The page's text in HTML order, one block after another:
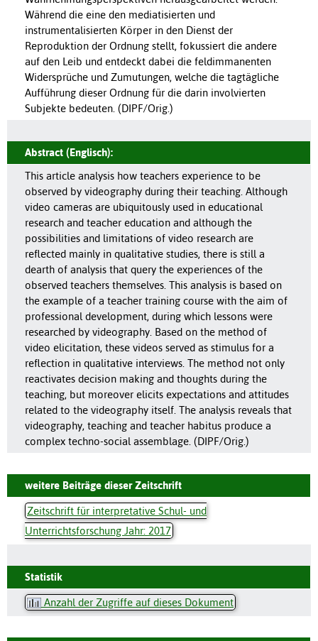
Während die eine den mediatisierten und
instrumentalisierten Körper in den Dienst der
Reproduktion der Ordnung stellt, fokussiert die andere
auf den Leib und entdeckt dabei die feldimmanenten
Widersprüche und Zumutungen, welche die tagtägliche
Aufführung dieser Ordnung für die darin involvierten
Subjekte bedeuten. (DIPF/Orig.)
Abstract (Englisch):
This article analysis how teachers experience to be
observed by videography during their teaching. Although
video cameras are ubiquitously used in educational
research and teacher education and although the
possibilities and limitations of video research are
reflected mainly in qualitative studies, there is still a
dearth of analysis that query the experiences of the
observed teachers themselves. This analysis is based on
the example of a teacher training course with the aim of
professional development, during which lessons were
researched by videography. Based on the method of
video elicitation, these videos served as stimulus for a
reflection in qualitative interviews. The method not only
reactivates decision making and thoughts during the
teaching, but moreover elicits expectations and attitudes
related to the videography itself. The analysis reveals that
videography, teaching and teacher habitus produce a
complex techno-social assemblage. (DIPF/Orig.)
weitere Beiträge dieser Zeitschrift
Zeitschrift für interpretative Schul- und
Unterrichtsforschung Jahr: 2017
Statistik
Anzahl der Zugriffe auf dieses Dokument